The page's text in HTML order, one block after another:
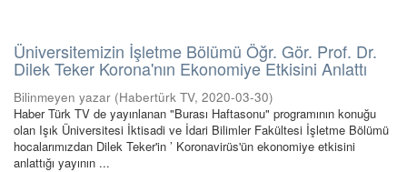
Üniversitemizin İşletme Bölümü Öğr. Gör. Prof. Dr.
Dilek Teker Korona'nın Ekonomiye Etkisini Anlattı
Bilinmeyen yazar (Habertürk TV, 2020-03-30)
Haber Türk TV de yayınlanan "Burası Haftasonu" programının konuğu
olan Işık Üniversitesi İktisadi ve İdari Bilimler Fakültesi İşletme Bölümü
hocalarımızdan Dilek Teker'in ’ Koronavirüs'ün ekonomiye etkisini
anlattığı yayının ...